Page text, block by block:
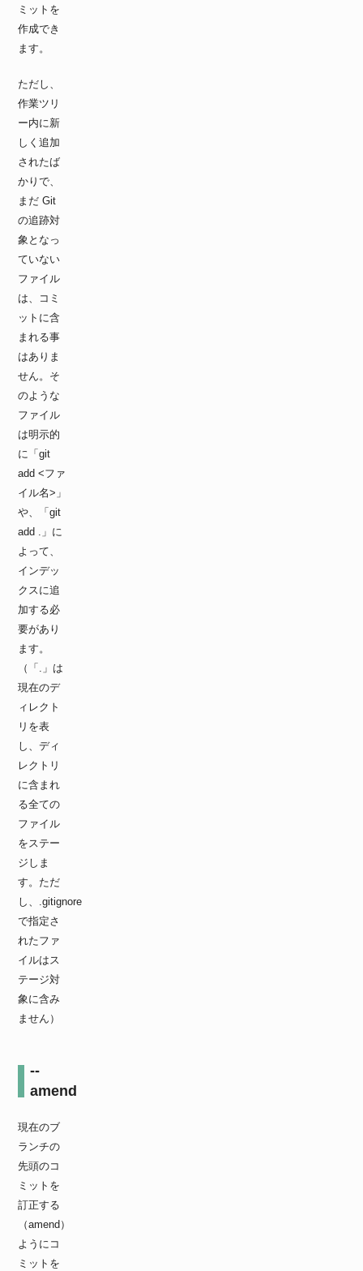
ミットを
作成でき
ます。
ただし、
作業ツリ
ー内に新
しく追加
されたば
かりで、
まだ Git
の追跡対
象となっ
ていない
ファイル
は、コミ
ットに含
まれる事
はありま
せん。そ
のような
ファイル
は明示的
に「git
add <ファ
イル名>」
や、「git
add .」に
よって、
インデッ
クスに追
加する必
要があり
ます。
（「.」は
現在のデ
ィレクト
リを表
し、ディ
レクトリ
に含まれ
る全ての
ファイル
をステー
ジしま
す。ただ
し、.gitignore
で指定さ
れたファ
イルはス
テージ対
象に含み
ません）
--
amend
現在のブ
ランチの
先頭のコ
ミットを
訂正する
（amend）
ようにコ
ミットを